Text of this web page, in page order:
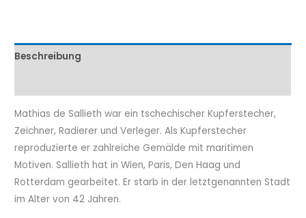
Beschreibung
Mathias de Sallieth war ein tschechischer Kupferstecher,
Zeichner, Radierer und Verleger. Als Kupferstecher
reproduzierte er zahlreiche Gemälde mit maritimen
Motiven. Sallieth hat in Wien, Paris, Den Haag und
Rotterdam gearbeitet. Er starb in der letztgenannten Stadt
im Alter von 42 Jahren.